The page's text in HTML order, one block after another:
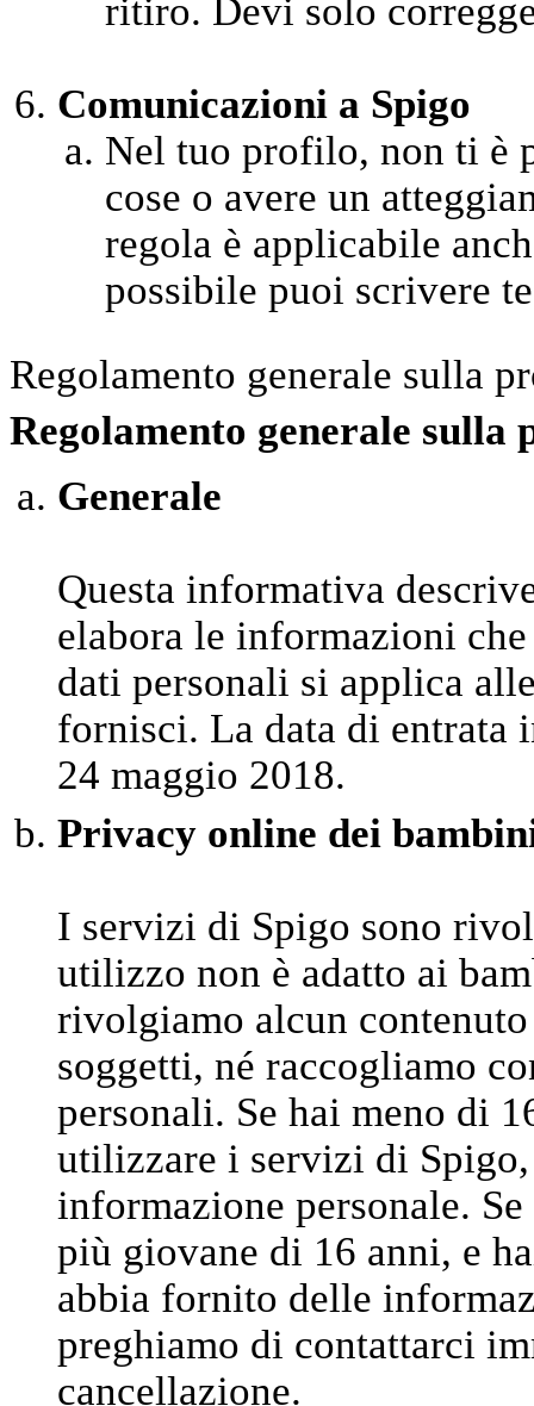
ritiro. Devi solo
Comunicazioni a Spigo
Nel tuo profilo, non ti è
cose o avere un
regola è applicabile
possibile puoi scrivere
Regolamento generale sulla
Regolamento generale sulla
Generale
Questa informativa
elabora le informazioni
dati personali si applica
fornisci. La data di entrata
24 maggio 2018.
Privacy online dei
I servizi di Spigo sono
utilizzo non è adatto ai
rivolgiamo alcun
soggetti, né raccogliamo
personali. Se hai meno di
utilizzare i servizi di
informazione personale.
più giovane di 16 anni, e
abbia fornito delle
preghiamo di contattarci
cancellazione.